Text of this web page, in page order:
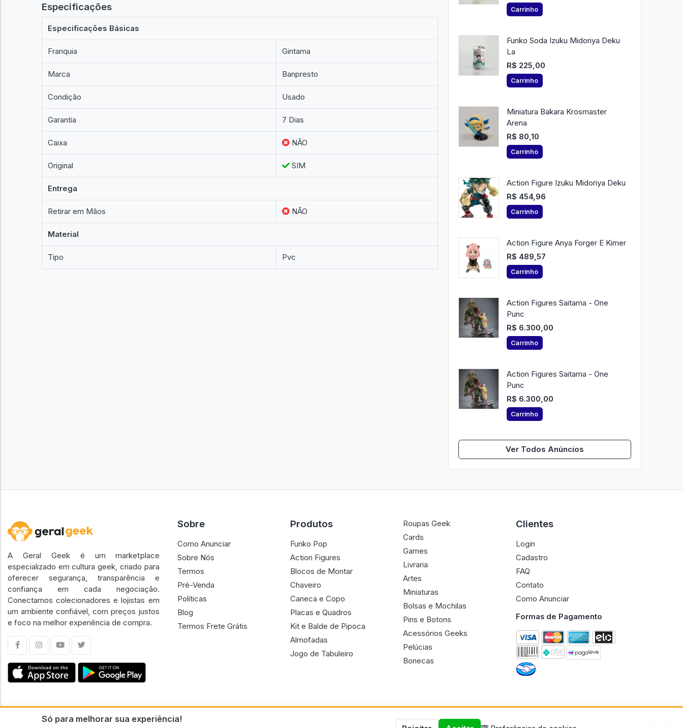
Especificações
Especificações Básicas
Franquia Gintama
Marca Banpresto
Condição Usado
Garantia 7 Dias
Caixa NÃO
Original SIM
Entrega
Retirar em Mãos NÃO
Material
Tipo Pvc
Carrinho
Funko Soda Izuku Midoriya Deku
La
R$ 225,00
Carrinho
Miniatura Bakara Krosmaster
Arena
R$ 80,10
Carrinho
Action Figure Izuku Midoriya Deku
R$ 454,96
Carrinho
Action Figure Anya Forger E Kimer
R$ 489,57
Carrinho
Action Figures Saitama - One
Punc
R$ 6.300,00
Carrinho
Action Figures Saitama - One
Punc
R$ 6.300,00
Carrinho
Ver Todos Anúncios
Só para melhorar sua experiência!
A Geral Geek é um marketplace
especializado em cultura geek, criado para
oferecer segurança, transparência e
confiança em cada negociação.
Conectamos colecionadores e lojistas em
um ambiente confiável, com preços justos
e foco na melhor experiência de compra.
Sobre
Como Anunciar
Sobre Nós
Termos
Pré-Venda
Políticas
Blog
Termos Frete Grátis
Produtos
Funko Pop
Action Figures
Blocos de Montar
Chaveiro
Caneca e Copo
Placas e Quadros
Kit e Balde de Pipoca
Almofadas
Jogo de Tabuleiro
Roupas Geek
Cards
Games
Livraria
Artes
Miniaturas
Bolsas e Mochilas
Pins e Botons
Acessórios Geeks
Pelúcias
Bonecas
Clientes
Login
Cadastro
FAQ
Contato
Como Anunciar
Formas de Pagamento
CNPJ n.º 30.220.458/0001-17 - GERAL GEEK PORTAL ELETRONICO LTDA.